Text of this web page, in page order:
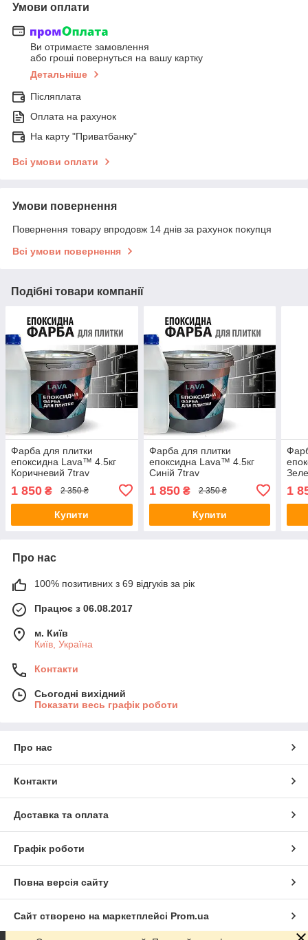
Умови оплати
Ви отримаєте замовлення
або гроші повернуться на вашу картку
Детальніше
Післяплата
Оплата на рахунок
На карту "Приватбанку"
Всі умови оплати
Умови повернення
Повернення товару впродовж 14 днів за рахунок покупця
Всі умови повернення
Подібні товари компанії
Фарба для плитки
епоксидна Lava™ 4.5кг
Коричневий 7trav
1 850 ₴ 2 350 ₴
Купити
Фарба для плитки
епоксидна Lava™ 4.5кг
Синій 7trav
1 850₴ 2 350 ₴
Купити
1
Про нас
100% позитивних з 69 відгуків за рік
Працює з 06.08.2017
м. Київ
Київ, Україна
Контакти
Сьогодні вихідний
Показати весь графік роботи
Про нас
Контакти
Доставка та оплата
Графік роботи
Повна версія сайту
Сайт створено на маркетплейсі Prom.ua